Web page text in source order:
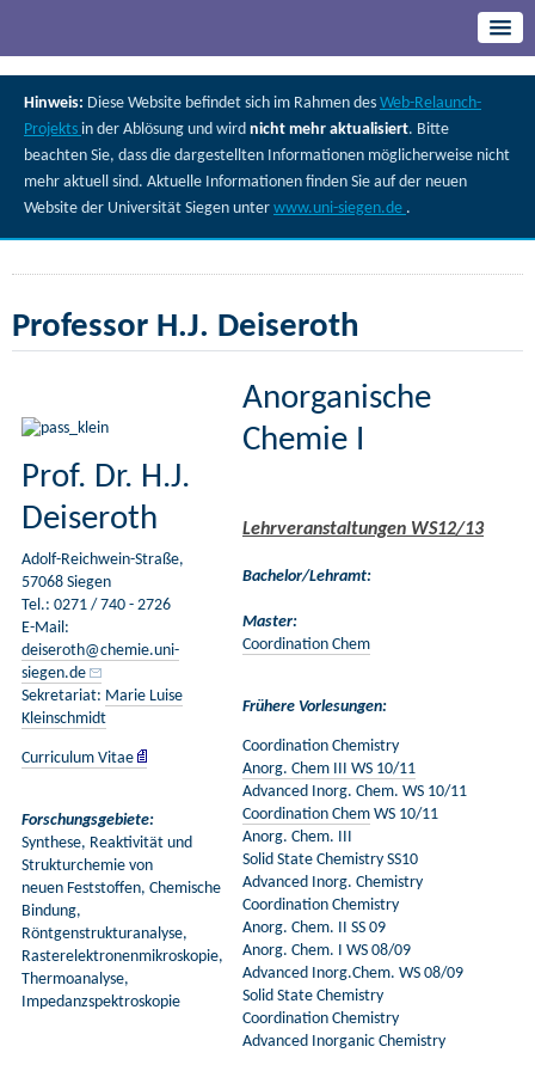
Hinweis: Diese Website befindet sich im Rahmen des Web-Relaunch-
Projekts in der Ablösung und wird nicht mehr aktualisiert. Bitte
beachten Sie, dass die dargestellten Informationen möglicherweise nicht
mehr aktuell sind. Aktuelle Informationen finden Sie auf der neuen
Website der Universität Siegen unter www.uni-siegen.de .
Professor H.J. Deiseroth
Prof. Dr. H.J.
Deiseroth
Adolf-Reichwein-Straße,
57068 Siegen
Tel.: 0271 / 740 - 2726
E-Mail:
deiseroth@chemie.uni-
siegen.de
Sekretariat: Marie Luise
Kleinschmidt
Curriculum Vitae
Forschungsgebiete:
Synthese, Reaktivität und
Strukturchemie von
neuen Feststoffen, Chemische
Bindung,
Röntgenstrukturanalyse,
Rasterelektronenmikroskopie,
Thermoanalyse,
Impedanzspektroskopie
Anorganische
Chemie I
Lehrveranstaltungen WS12/13
Bachelor/Lehramt:
Master:
Coordination Chem
Frühere Vorlesungen:
Coordination Chemistry
Anorg. Chem III WS 10/11
Advanced Inorg. Chem. WS 10/11
Coordination Chem WS 10/11
Anorg. Chem. III
Solid State Chemistry SS10
Advanced Inorg. Chemistry
Coordination Chemistry
Anorg. Chem. II SS 09
Anorg. Chem. I WS 08/09
Advanced Inorg.Chem. WS 08/09
Solid State Chemistry
Coordination Chemistry
Advanced Inorganic Chemistry